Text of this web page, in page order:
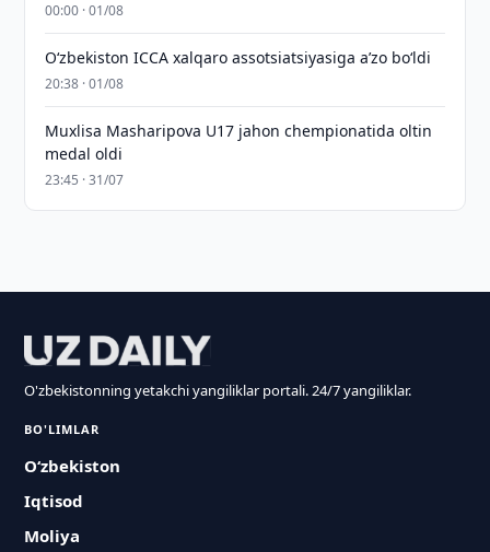
00:00 · 01/08
O‘zbekiston ICCA xalqaro assotsiatsiyasiga aʼzo bo‘ldi
20:38 · 01/08
Muxlisa Masharipova U17 jahon chempionatida oltin
medal oldi
23:45 · 31/07
O'zbekistonning yetakchi yangiliklar portali. 24/7 yangiliklar.
BO'LIMLAR
O‘zbekiston
Iqtisod
Moliya